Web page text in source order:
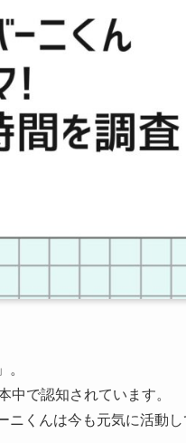
中で認知されています。
ニくんは今も元気に活動